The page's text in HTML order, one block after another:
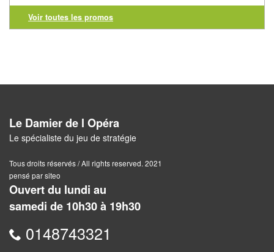
Pour
les
Pour
2
Ambiance
Coopératif
Gestion
Voir toutes les promos
Le Damier de l Opéra
Le spécialiste du jeu de stratégie
Tous droits réservés / All rights reserved. 2021
pensé par siteo
Ouvert du lundi au
samedi de 10h30 à 19h30
0148743321